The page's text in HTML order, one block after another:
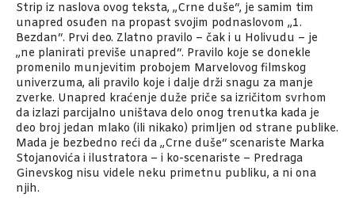
Strip iz naslova ovog teksta, „Crne duše“, je samim tim
unapred osuđen na propast svojim podnaslovom „1.
Bezdan“. Prvi deo. Zlatno pravilo – čak i u Holivudu – je
„ne planirati previše unapred“. Pravilo koje se donekle
promenilo munjevitim probojem Marvelovog filmskog
univerzuma, ali pravilo koje i dalje drži snagu za manje
zverke. Unapred kraćenje duže priče sa izričitom svrhom
da izlazi parcijalno uništava delo onog trenutka kada je
deo broj jedan mlako (ili nikako) primljen od strane publike.
Mada je bezbedno reći da „Crne duše“ scenariste Marka
Stojanovića i ilustratora – i ko-scenariste – Predraga
Ginevskog nisu videle neku primetnu publiku, a ni ona
njih.